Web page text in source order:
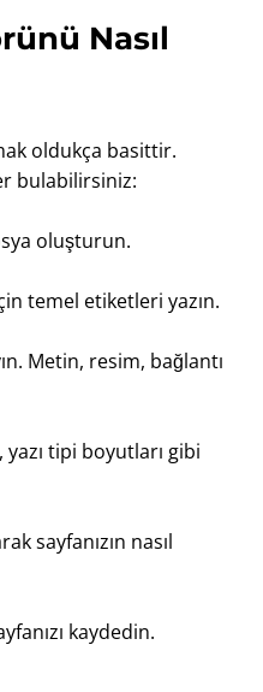
Nasıl
oldukça basittir.
bulabilirsiniz:
oluşturun.
temel etiketleri yazın.
Metin, resim, bağlantı
yazı tipi boyutları gibi
sayfanızın nasıl
kaydedin.